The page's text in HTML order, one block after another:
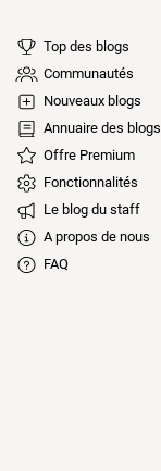
Top des blogs
Communautés
Nouveaux blogs
Annuaire des blogs
Offre Premium
Fonctionnalités
Le blog du staff
A propos de nous
FAQ